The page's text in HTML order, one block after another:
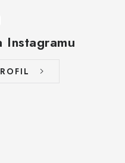
Instagramu